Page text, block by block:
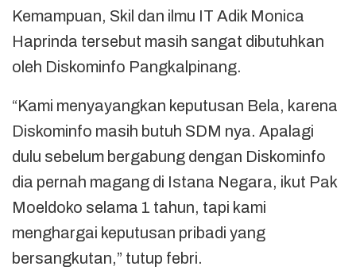
Kemampuan, Skil dan ilmu IT Adik Monica
Haprinda tersebut masih sangat dibutuhkan
oleh Diskominfo Pangkalpinang.
“Kami menyayangkan keputusan Bela, karena
Diskominfo masih butuh SDM nya. Apalagi
dulu sebelum bergabung dengan Diskominfo
dia pernah magang di Istana Negara, ikut Pak
Moeldoko selama 1 tahun, tapi kami
menghargai keputusan pribadi yang
bersangkutan,” tutup febri.